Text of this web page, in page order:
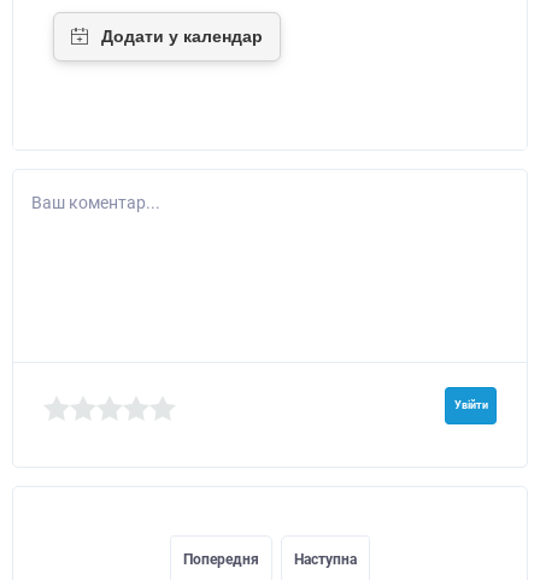
Ваш коментар...
Увійти
Попередня Наступна